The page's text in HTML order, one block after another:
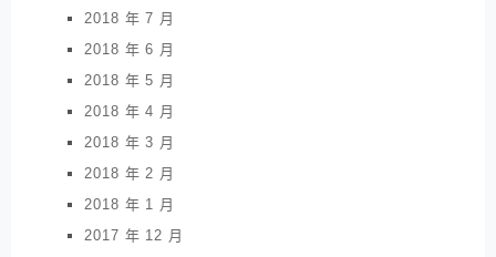
2018 年 7 月
2018 年 6 月
2018 年 5 月
2018 年 4 月
2018 年 3 月
2018 年 2 月
2018 年 1 月
2017 年 12 月